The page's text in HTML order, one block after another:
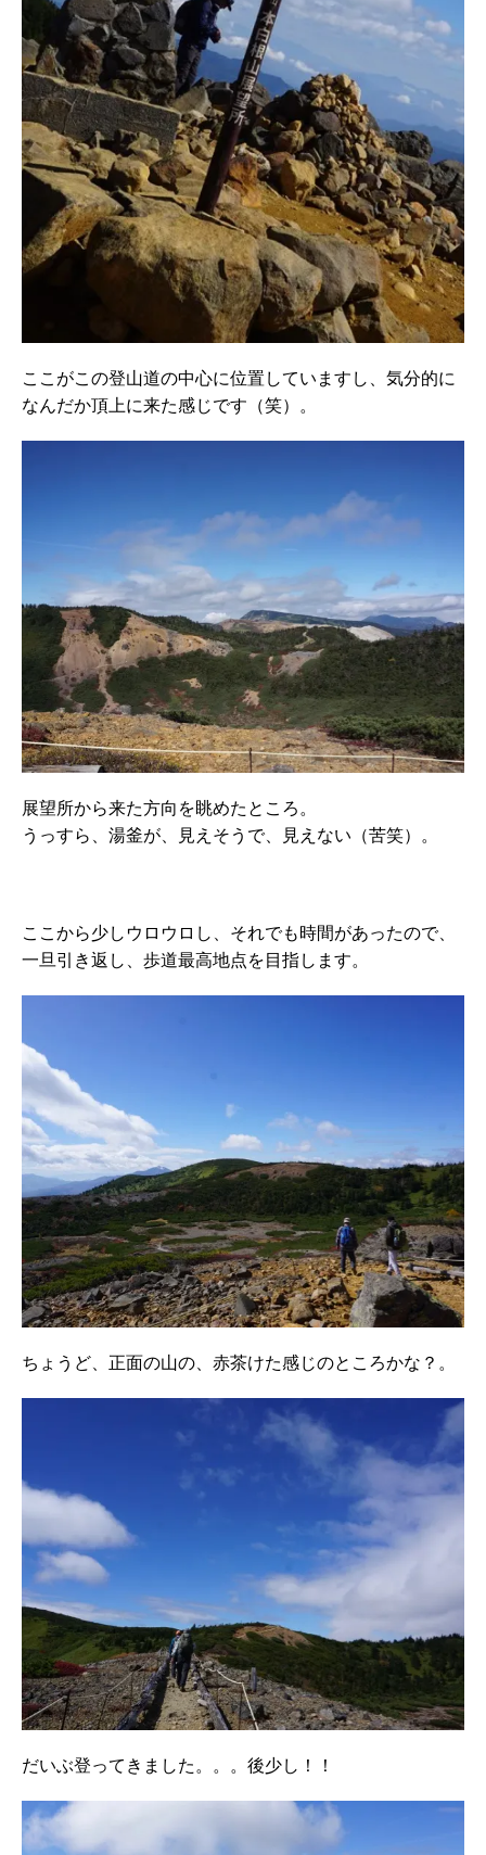
ここがこの登山道の中心に位置していますし、気分的に
なんだか頂上に来た感じです（笑）。
展望所から来た方向を眺めたところ。
うっすら、湯釜が、見えそうで、見えない（苦笑）。
ここから少しウロウロし、それでも時間があったので、
一旦引き返し、歩道最高地点を目指します。
ちょうど、正面の山の、赤茶けた感じのところかな？。
だいぶ登ってきました。。。後少し！！